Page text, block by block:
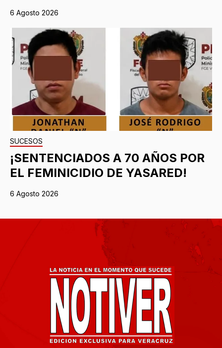
6 Agosto 2026
SUCESOS
¡SENTENCIADOS A 70 AÑOS POR
EL FEMINICIDIO DE YASARED!
6 Agosto 2026